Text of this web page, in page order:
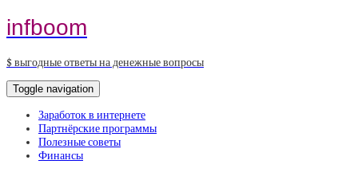
infboom
$ выгодные ответы на денежные вопросы
Toggle navigation
Заработок в интернете
Партнёрские программы
Полезные советы
Финансы